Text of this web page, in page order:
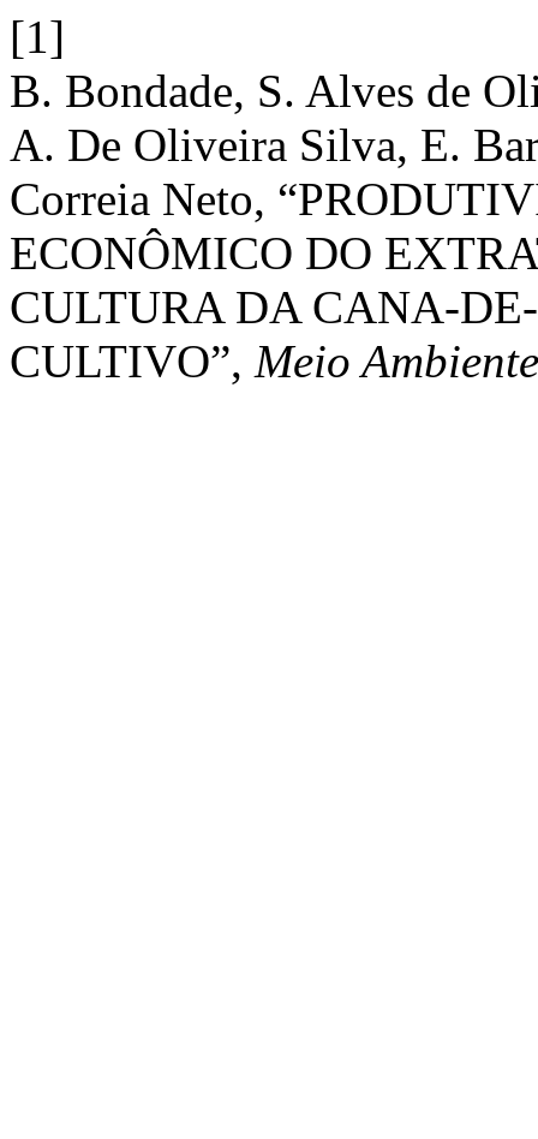
[1]
B. Bondade, S. Alves de
A. De Oliveira Silva, E.
Correia Neto,
ECONÔMICO DO
CULTURA DA CANA-
CULTIVO”, Meio Ambiente